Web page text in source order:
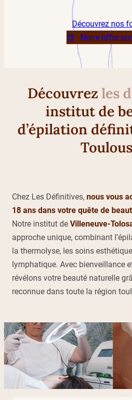
Découvrez nos
Notre offre
Découvrezles
institut de
d’épilation
Chez Les Définitives, nous vous
18 ans dans votre quête de
Notre institut de Villeneuve-
approche unique, combinant
la thermolyse, les soins
lymphatique. Avec bienveillance
révélons votre beauté naturelle
reconnue dans toute la région